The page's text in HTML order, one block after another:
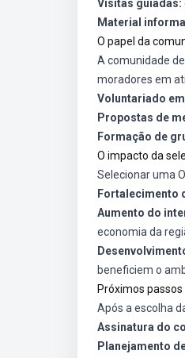
Visitas guiadas:
Material
O papel da
A comunidade
moradores em
Voluntariado
Propostas de
Formação de
O impacto da
Selecionar uma
Fortalecimento
Aumento do
economia da
beneficiem o
Próximos
Após a escolha
Assinatura do
Planejamento